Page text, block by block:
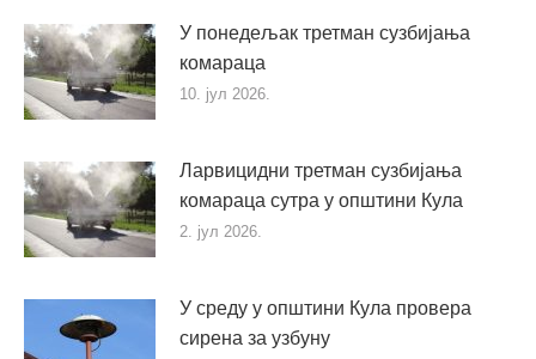
У понедељак третман сузбијања
комараца
10. јул 2026.
Ларвицидни третман сузбијања
комараца сутра у општини Кула
2. јул 2026.
У среду у општини Кула провера
сирена за узбуну